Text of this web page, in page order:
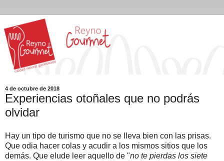
4 de octubre de 2018
Experiencias otoñales que no podrás
olvidar
Hay un tipo de turismo que no se lleva bien con las prisas.
Que odia hacer colas y acudir a los mismos sitios que los
demás. Que elude leer aquello de "no te pierdas los siete